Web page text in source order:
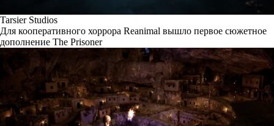
Tarsier Studios
Для кооперативного хоррора Reanimal вышло первое сюжетное
дополнение The Prisoner